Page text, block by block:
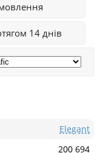
14 днів
Elegant
200 694